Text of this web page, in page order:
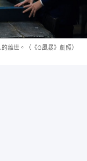
離世。（《G風暴》劇照）